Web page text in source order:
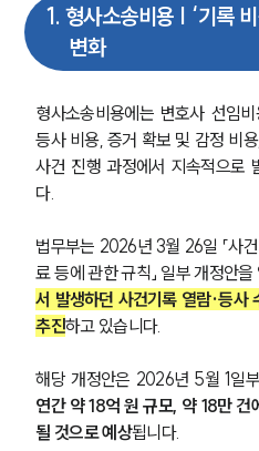
1. 형사소송비용 | ‘기록
변화
형사소송비용에는 변호사 선임
등사 비용, 증거 확보 및 감정 비
사건 진행 과정에서 지속적으로
다.
법무부는 2026년 3월 26일 「사
료 등에 관한 규칙」 일부 개정안
서 발생하던 사건기록 열람·등사
추진하고 있습니다.
해당 개정안은 2026년 5월 1일
연간 약 18억 원 규모, 약 18만 건
될 것으로 예상됩니다.